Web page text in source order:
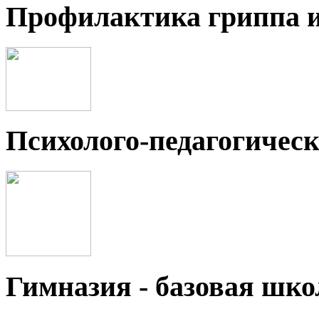
Профилактика
Психолого-
Гимназия - базовая